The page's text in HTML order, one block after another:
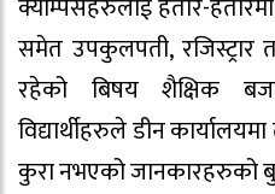
समेत उपकुलपती, रजिस्ट्रार
रहेको बिषय शैक्षिक
विद्यार्थीहरुले डीन
कुरा नभएको जानकारहरुको